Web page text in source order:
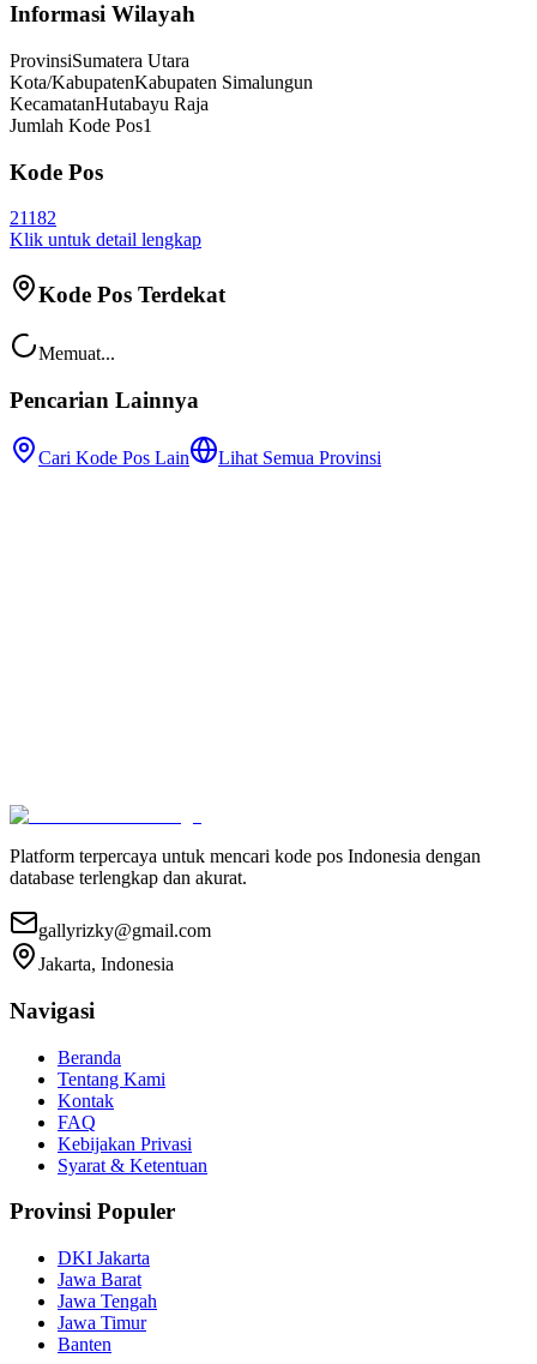
Informasi Wilayah
ProvinsiSumatera Utara
Kota/KabupatenKabupaten Simalungun
KecamatanHutabayu Raja
Jumlah Kode Pos1
Kode Pos
21182
Klik untuk detail lengkap
Kode Pos Terdekat
Memuat...
Pencarian Lainnya
Cari Kode Pos Lain Lihat Semua Provinsi
Platform terpercaya untuk mencari kode pos Indonesia dengan
database terlengkap dan akurat.
gallyrizky@gmail.com
Jakarta, Indonesia
Navigasi
Beranda
Tentang Kami
Kontak
FAQ
Kebijakan Privasi
Syarat & Ketentuan
Provinsi Populer
DKI Jakarta
Jawa Barat
Jawa Tengah
Jawa Timur
Banten